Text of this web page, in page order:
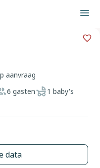
aanvraag
6 gasten
1 baby's
data